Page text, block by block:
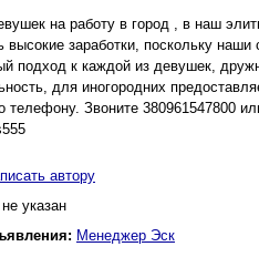
на работу в город , в наш
высокие заработки, поскольку
подход к каждой из девушек,
для иногородних
телефону. Звоните 380961547800
автору
не указан
Менеджер Эск